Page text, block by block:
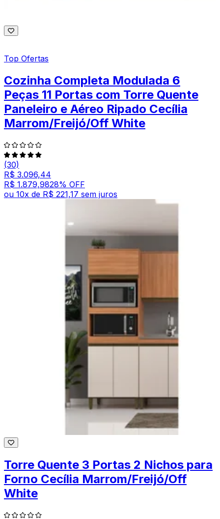
Top Ofertas
Cozinha Completa Modulada 6
Peças 11 Portas com Torre Quente
Paneleiro e Aéreo Ripado Cecília
Marrom/Freijó/Off White
(30)
R$ 3.096,44
R$ 1.879,9828% OFF
ou 10x de R$ 221,17 sem juros
Torre Quente 3 Portas 2 Nichos para
Forno Cecília Marrom/Freijó/Off
White